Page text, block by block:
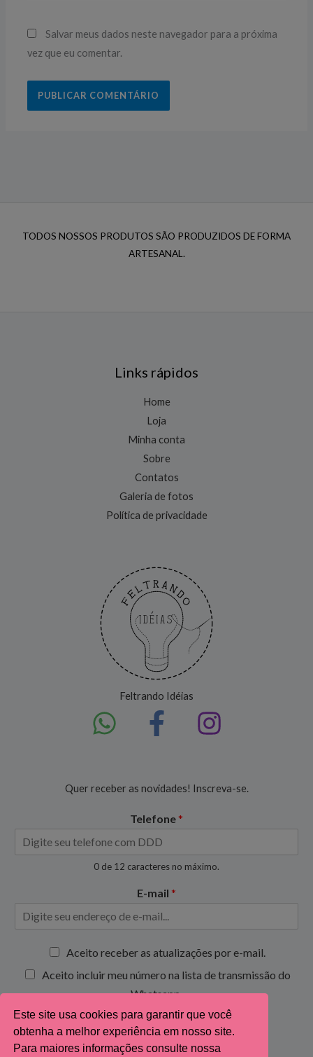
Salvar meus dados neste navegador para a próxima
vez que eu comentar.
TODOS NOSSOS PRODUTOS SÃO PRODUZIDOS DE FORMA
ARTESANAL.
Links rápidos
Home
Loja
Minha conta
Sobre
Contatos
Galeria de fotos
Política de privacidade
Feltrando Idéias
Quer receber as novidades! Inscreva-se.
Telefone *
0 de 12 caracteres no máximo.
E-mail *
x
s
d
e
Aceito receber as atualizações por e-mail.
Aceito incluir meu número na lista de transmissão do
Whatsapp.
Inscrever-se
Este site usa cookies para garantir que você
obtenha a melhor experiência em nosso site.
Para maiores informações consulte nossa